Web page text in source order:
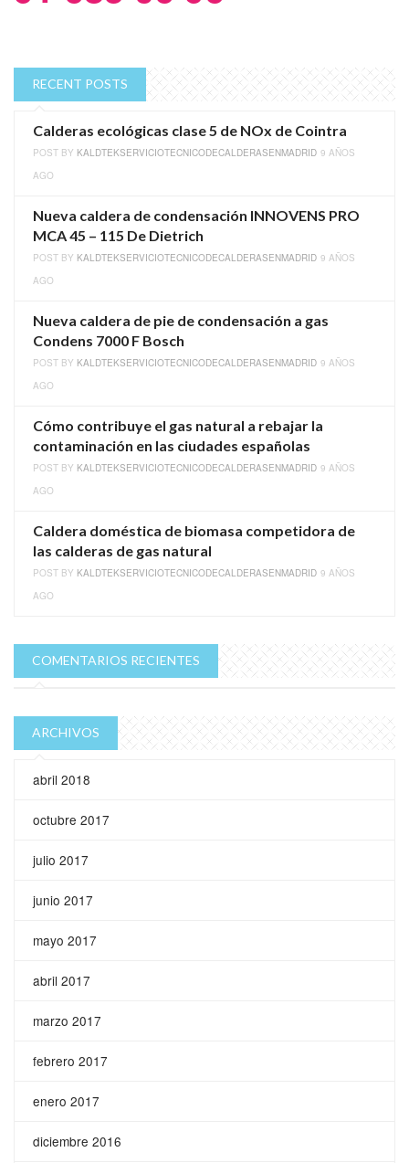
RECENT POSTS
Calderas ecológicas clase 5 de NOx de Cointra
POST BY KALDTEKSERVICIOTECNICODECALDERASENMADRID 9 AÑOS
AGO
Nueva caldera de condensación INNOVENS PRO
MCA 45 – 115 De Dietrich
POST BY KALDTEKSERVICIOTECNICODECALDERASENMADRID 9 AÑOS
AGO
Nueva caldera de pie de condensación a gas
Condens 7000 F Bosch
POST BY KALDTEKSERVICIOTECNICODECALDERASENMADRID 9 AÑOS
AGO
Cómo contribuye el gas natural a rebajar la
contaminación en las ciudades españolas
POST BY KALDTEKSERVICIOTECNICODECALDERASENMADRID 9 AÑOS
AGO
Caldera doméstica de biomasa competidora de
las calderas de gas natural
POST BY KALDTEKSERVICIOTECNICODECALDERASENMADRID 9 AÑOS
AGO
COMENTARIOS RECIENTES
ARCHIVOS
abril 2018
octubre 2017
julio 2017
junio 2017
mayo 2017
abril 2017
marzo 2017
febrero 2017
enero 2017
diciembre 2016